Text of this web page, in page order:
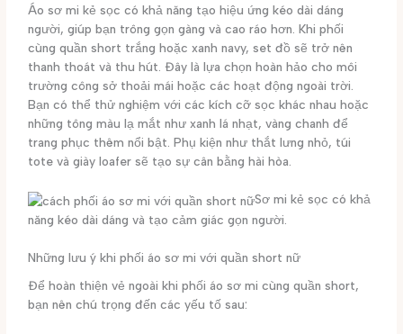
Áo sơ mi kẻ sọc có khả năng tạo hiệu ứng kéo dài dáng
người, giúp bạn trông gọn gàng và cao ráo hơn. Khi phối
cùng quần short trắng hoặc xanh navy, set đồ sẽ trở nên
thanh thoát và thu hút. Đây là lựa chọn hoàn hảo cho môi
trường công sở thoải mái hoặc các hoạt động ngoài trời.
Bạn có thể thử nghiệm với các kích cỡ sọc khác nhau hoặc
những tông màu lạ mắt như xanh lá nhạt, vàng chanh để
trang phục thêm nổi bật. Phụ kiện như thắt lưng nhỏ, túi
tote và giày loafer sẽ tạo sự cân bằng hài hòa.
Sơ mi kẻ sọc có khả
năng kéo dài dáng và tạo cảm giác gọn người.
Những lưu ý khi phối áo sơ mi với quần short nữ
Để hoàn thiện vẻ ngoài khi phối áo sơ mi cùng quần short,
bạn nên chú trọng đến các yếu tố sau: